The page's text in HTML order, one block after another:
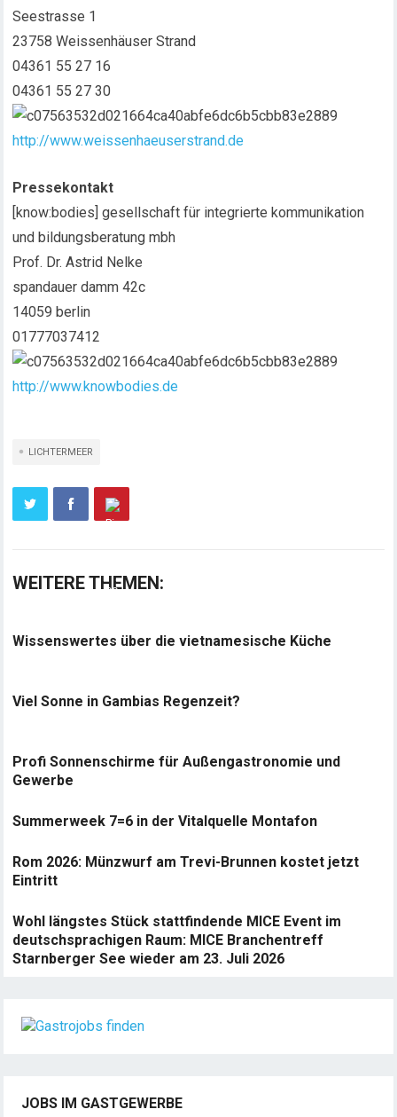
Seestrasse 1
23758 Weissenhäuser Strand
04361 55 27 16
04361 55 27 30
http://www.weissenhaeuserstrand.de
Pressekontakt
[know:bodies] gesellschaft für integrierte kommunikation
und bildungsberatung mbh
Prof. Dr. Astrid Nelke
spandauer damm 42c
14059 berlin
01777037412
http://www.knowbodies.de
LICHTERMEER
WEITERE THEMEN:
Wissenswertes über die vietnamesische Küche
Viel Sonne in Gambias Regenzeit?
Profi Sonnenschirme für Außengastronomie und
Gewerbe
Summerweek 7=6 in der Vitalquelle Montafon
Rom 2026: Münzwurf am Trevi-Brunnen kostet jetzt
Eintritt
Wohl längstes Stück stattfindende MICE Event im
deutschsprachigen Raum: MICE Branchentreff
Starnberger See wieder am 23. Juli 2026
JOBS IM GASTGEWERBE